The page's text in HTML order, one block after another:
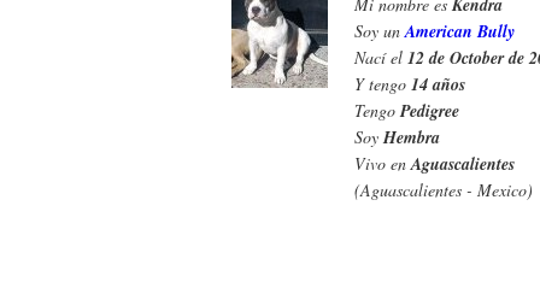
Kendra
Soy unAmerican Bully
Nací el 12 de October de
Y tengo 14 años
TengoPedigree
SoyHembra
Vivo enAguascalientes
(Aguascalientes - Mexico)